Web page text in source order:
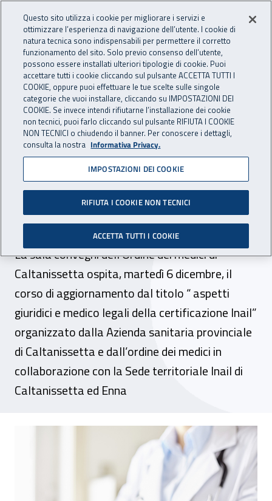
INAIL - Istituto Nazionale
Apri cerca
Navigazione principale
Navigazione - Ti trovi in:
Home Inail comunica News
02 dicembre 2016
Caltanissetta, corso di
aggiornamento sulla
certificazione medica Inail
La sala convegni dell’Ordine dei medici di
Caltanissetta ospita, martedì 6 dicembre, il
corso di aggiornamento dal titolo “ aspetti
giuridici e medico legali della certificazione Inail”
organizzato dalla Azienda sanitaria provinciale
di Caltanissetta e dall’ordine dei medici in
collaborazione con la Sede territoriale Inail di
Caltanissetta ed Enna
Caltanissetta, corso di aggiornamento
Questo sito utilizza i cookie per migliorare i servizi e
ottimizzare l’esperienza di navigazione dell’utente. I cookie di
natura tecnica sono indispensabili per permettere il corretto
funzionamento del sito. Solo previo consenso dell’utente,
possono essere installati ulteriori tipologie di cookie. Puoi
accettare tutti i cookie cliccando sul pulsante ACCETTA TUTTI I
COOKIE, oppure puoi effettuare le tue scelte sulle singole
categorie che vuoi installare, cliccando su IMPOSTAZIONI DEI
COOKIE. Se invece intendi rifiutarne l’installazione dei cookie
non tecnici, puoi farlo cliccando sul pulsante RIFIUTA I COOKIE
NON TECNICI o chiudendo il banner. Per conoscere i dettagli,
consulta la nostra Informativa Privacy.
IMPOSTAZIONI DEI COOKIE
RIFIUTA I COOKIE NON TECNICI
ACCETTA TUTTI I COOKIE